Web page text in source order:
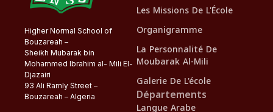
Higher Normal School of
Bouzareah –
Sheikh Mubarak bin
Mohammed Ibrahim al- Mili El-
Djazairi
93 Ali Ramly Street –
Bouzareah – Algeria
Les Missions De L'École
Organigramme
La Personnalité De
Moubarak Al-Mili
Galerie De L'école
Départements
Langue Arabe